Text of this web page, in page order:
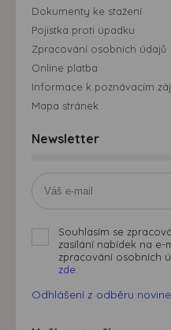
Dokumenty ke stažení
Pojistka proti úpadku
Zpracování osobních údajů
Online platba
Informace k poznávacím
Mapa stránek
Newsletter
Souhlasím se
zasílání nabídek na
zpracování osobních
zde.
Odhlášení z odběru